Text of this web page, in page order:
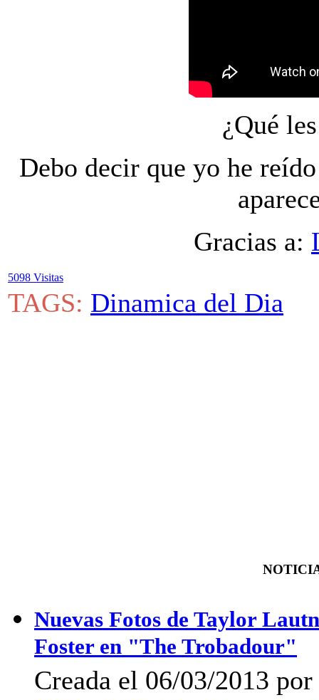
¿Qué
Debo decir que yo he
Gracias a:
5098 Visitas
TAGS: Dinamica del Dia
Nuevas Fotos de Taylor
Foster en "The Trobadour"
Creada el 06/03/2013